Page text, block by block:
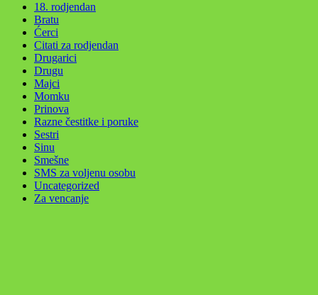
18. rodjendan
Bratu
Ćerci
Citati za rodjendan
Drugarici
Drugu
Majci
Momku
Prinova
Razne čestitke i poruke
Sestri
Sinu
Smešne
SMS za voljenu osobu
Uncategorized
Za vencanje